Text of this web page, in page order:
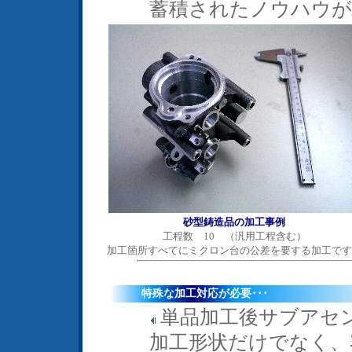
蓄積されたノウハウ
砂型鋳造品の加工事例
工程数 10 （汎用工程含む）
加工箇所すべてにミクロン台の公差を要する加工で
特殊な加工対応が必要･･･
単品加工後サブアセ
加工形状だけでなく